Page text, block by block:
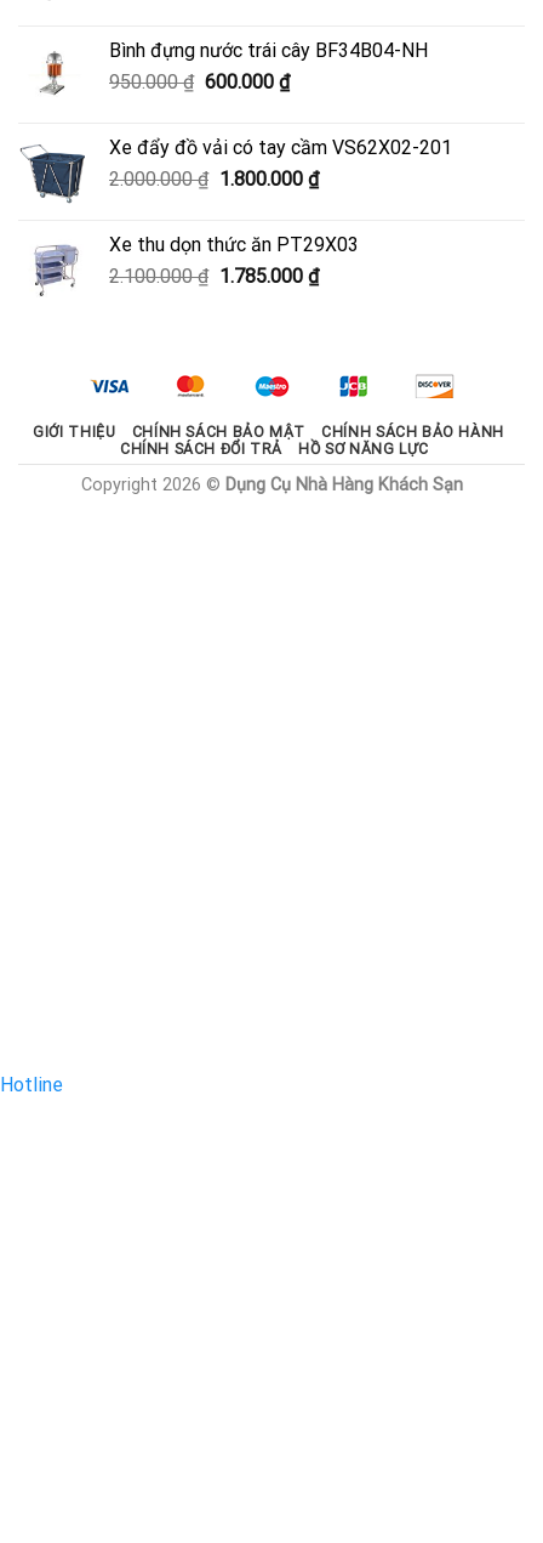
3.700.000 ₫.là:
Bình đựng nước trái cây BF34B04-NH
950.000₫ Giá
950.000 ₫.
600.000 ₫Giá
là:
600.000 ₫.
Xe đẩy đồ vải có tay cầm VS62X02-201
2.000.000₫ Giá
2.000.000 ₫.
1.800.000 ₫Giá
là:
1.800.000 ₫.
Xe thu dọn thức ăn PT29X03
2.100.000₫ Giá
1.785.000 ₫Giá
1.785.000 ₫.
GIỚI THIỆU CHÍNH SÁCH BẢO MẬT
CHÍNH SÁCH BẢO HÀNH
CHÍNH SÁCH ĐỔI TRẢ
HỒ SƠ NĂNG LỰC
Copyright 2026 © Dụng Cụ Nhà Hàng Khách Sạn
Hotline